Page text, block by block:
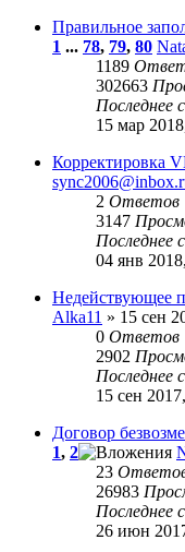
Правильное
1 ... 78, 79, 80
1189
302663
Последнее
15 мар
Корректировка
2 Ответов
3147
Последнее
04 янв
Недействующее
Alka11 » 15 сен
0 Ответов
2902
Последнее
15 сен
Договор
1, 2
23
26983
Последнее
26 июн